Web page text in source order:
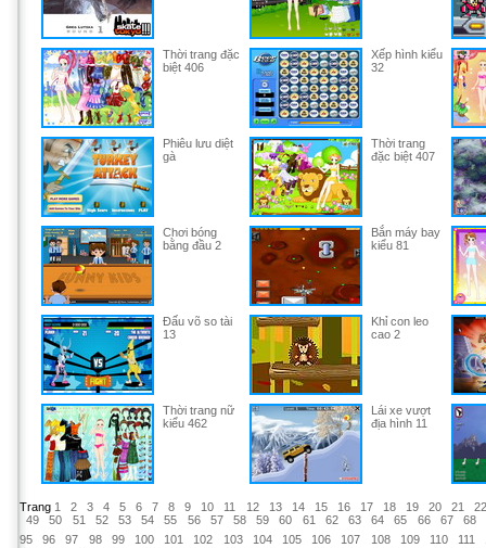
Thời trang đặc
biệt 406
Xếp hình kiểu
32
Phiêu lưu diệt
gà
Thời trang
đặc biệt 407
Chơi bóng
bằng đầu 2
Bắn máy bay
kiểu 81
Đấu võ so tài
13
Khỉ con leo
cao 2
Thời trang nữ
kiểu 462
Lái xe vượt
địa hình 11
Trang 1 2 3 4 5 6 7 8 9 10 11 12 13 14 15 16 17 18 19 20 21
22
49
50 51 52 53 54 55 56 57 58 59 60 61 62 63 64 65 66 67
68
95
96 97 98 99 100 101 102 103 104 105 106 107 108 109 110 111